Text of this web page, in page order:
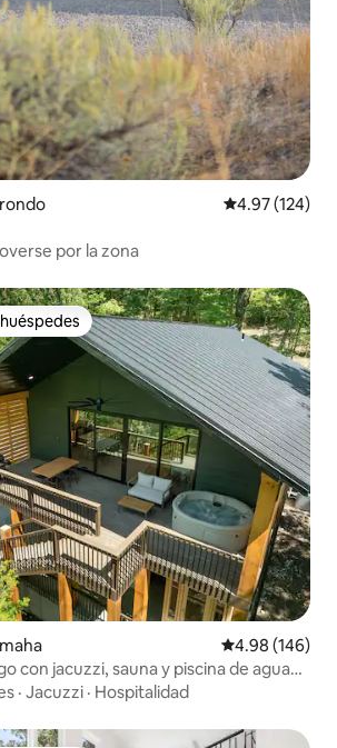
Calificación
4.97 (124)
por la zona
preferido
Calificación
4.98 (146)
con jacuzzi, sauna y piscina de agua
· Jacuzzi · Hospitalidad